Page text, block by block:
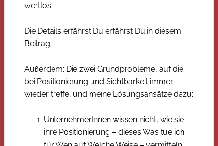
wertlos.
Die Details erfährst Du erfährst Du in diesem
Beitrag.
Außerdem: Die zwei Grundprobleme, auf die
bei Positionierung und Sichtbarkeit immer
wieder treffe, und meine Lösungsansätze dazu:
UnternehmerInnen wissen nicht, wie sie
ihre Positionierung – dieses Was tue ich